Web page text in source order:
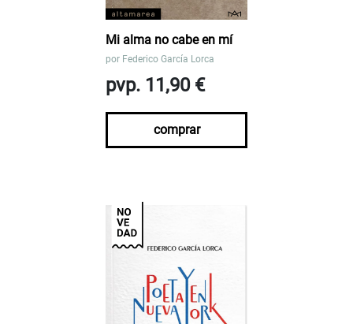
Mi alma no cabe en mí
por Federico García Lorca
pvp. 11,90 €
comprar